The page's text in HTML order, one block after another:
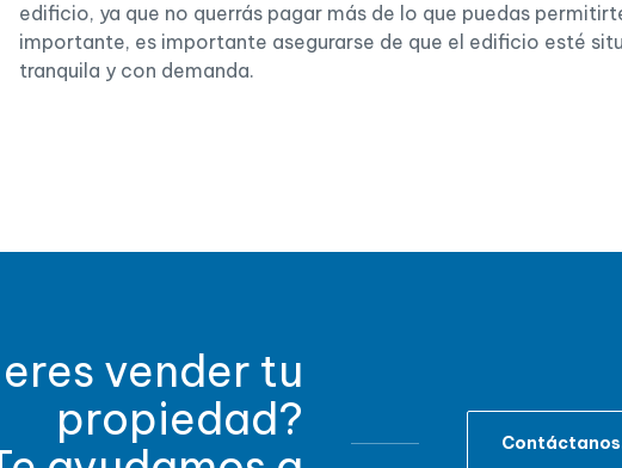
edificio, ya que no querrás pagar más de lo que puedas
importante, es importante asegurarse de que el edificio esté
tranquila y con demanda.
vender tu
propiedad?